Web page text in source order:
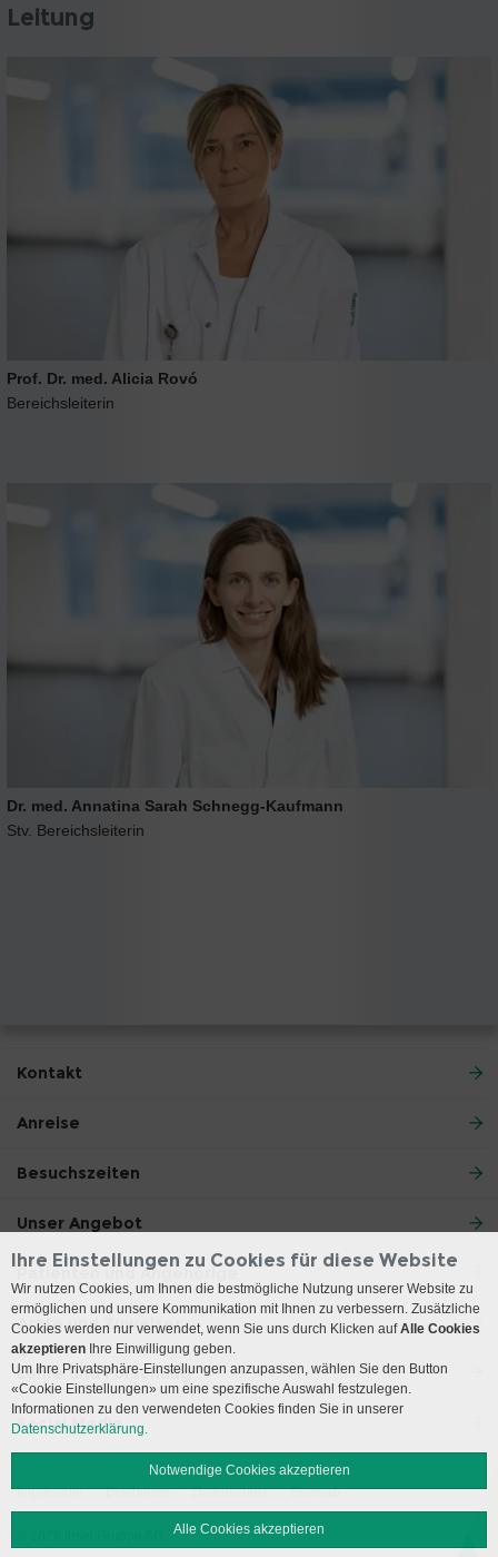
Leitung
Prof. Dr. med. Alicia Rovó
Bereichsleiterin
Dr. med. Annatina Sarah Schnegg-Kaufmann
Stv. Bereichsleiterin
Kontakt
Anreise
Besuchszeiten
Unser Angebot
Patienten und Angehörige
Ärzte und Zuweiser
Lehre und Forschung
Social Media
Impressum Disclaimer Datenschutz Sitemap
Ihre Einstellungen zu Cookies für diese Website
Wir nutzen Cookies, um Ihnen die bestmögliche Nutzung unserer Website zu
ermöglichen und unsere Kommunikation mit Ihnen zu verbessern. Zusätzliche
Cookies werden nur verwendet, wenn Sie uns durch Klicken aufAlle Cookies
akzeptieren Ihre Einwilligung geben.
Um Ihre Privatsphäre-Einstellungen anzupassen, wählen Sie den Button
«Cookie Einstellungen» um eine spezifische Auswahl festzulegen.
Informationen zu den verwendeten Cookies finden Sie in unserer
Datenschutzerklärung.
Notwendige Cookies akzeptieren
Alle Cookies akzeptieren